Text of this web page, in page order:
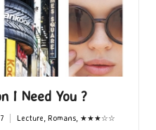
I Need You ?
Lecture, Romans, ★★★☆☆